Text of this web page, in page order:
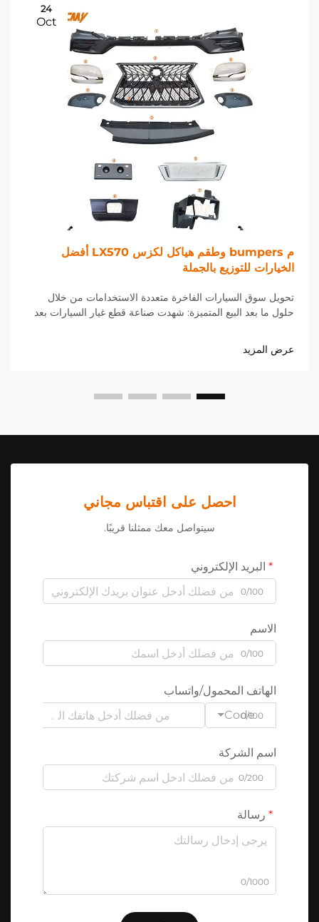
24
Oct
م bumpers وطقم هياكل لكزس LX570 أفضل
الخيارات للتوزيع بالجملة
تحويل سوق السيارات الفاخرة متعددة الاستخدامات من خلال
حلول ما بعد البيع المتميزة: شهدت صناعة قطع غيار السيارات بعد
تحسين الهيكل ذات الجودة العالية. ومع تزايد رغبة أصحاب
السيارات الفاخرة متعددة الاستخدامات...
عرض المزيد
احصل على اقتباس مجاني
سيتواصل معك ممثلنا قريبًا.
البريد الإلكتروني
0/100
الاسم
0/100
الهاتف المحمول/واتساب
Code
0/100
اسم الشركة
0/200
رسالة
0/1000